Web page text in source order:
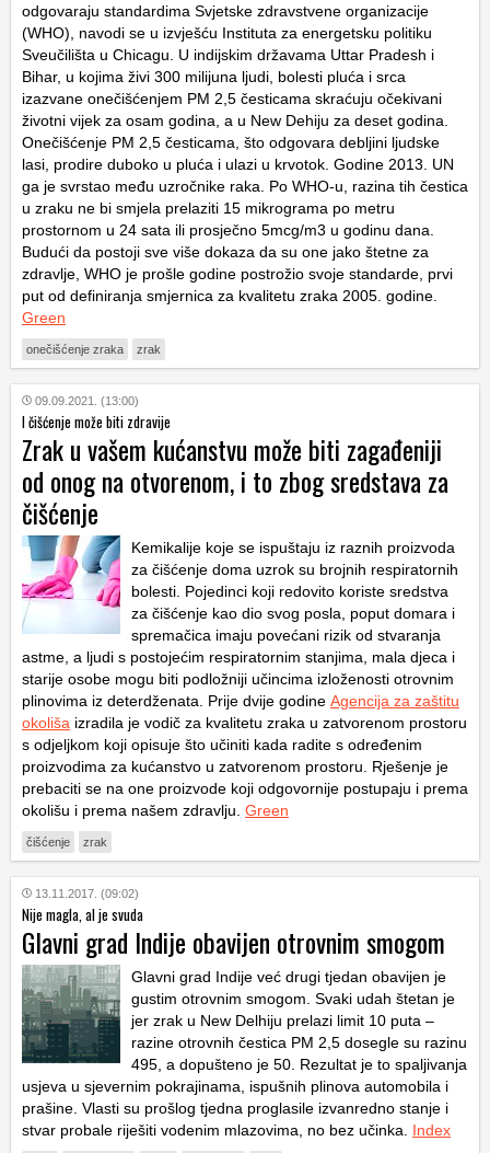
odgovaraju standardima Svjetske zdravstvene organizacije
(WHO), navodi se u izvješću Instituta za energetsku politiku
Sveučilišta u Chicagu. U indijskim državama Uttar Pradesh i
Bihar, u kojima živi 300 milijuna ljudi, bolesti pluća i srca
izazvane onečišćenjem PM 2,5 česticama skraćuju očekivani
životni vijek za osam godina, a u New Dehiju za deset godina.
Onečišćenje PM 2,5 česticama, što odgovara debljini ljudske
lasi, prodire duboko u pluća i ulazi u krvotok. Godine 2013. UN
ga je svrstao među uzročnike raka. Po WHO-u, razina tih čestica
u zraku ne bi smjela prelaziti 15 mikrograma po metru
prostornom u 24 sata ili prosječno 5mcg/m3 u godinu dana.
Budući da postoji sve više dokaza da su one jako štetne za
zdravlje, WHO je prošle godine postrožio svoje standarde, prvi
put od definiranja smjernica za kvalitetu zraka 2005. godine.
Green
onečišćenje zraka zrak
09.09.2021. (13:00)
I čišćenje može biti zdravije
Zrak u vašem kućanstvu može biti zagađeniji
od onog na otvorenom, i to zbog sredstava za
čišćenje
Kemikalije koje se ispuštaju iz raznih proizvoda
za čišćenje doma uzrok su brojnih respiratornih
bolesti. Pojedinci koji redovito koriste sredstva
za čišćenje kao dio svog posla, poput domara i
spremačica imaju povećani rizik od stvaranja
astme, a ljudi s postojećim respiratornim stanjima, mala djeca i
starije osobe mogu biti podložniji učincima izloženosti otrovnim
plinovima iz deterdženata. Prije dvije godine Agencija za zaštitu
okoliša izradila je vodič za kvalitetu zraka u zatvorenom prostoru
s odjeljkom koji opisuje što učiniti kada radite s određenim
proizvodima za kućanstvo u zatvorenom prostoru. Rješenje je
prebaciti se na one proizvode koji odgovornije postupaju i prema
okolišu i prema našem zdravlju. Green
čišćenje zrak
13.11.2017. (09:02)
Nije magla, al je svuda
Glavni grad Indije obavijen otrovnim smogom
Glavni grad Indije već drugi tjedan obavijen je
gustim otrovnim smogom. Svaki udah štetan je
jer zrak u New Delhiju prelazi limit 10 puta –
razine otrovnih čestica PM 2,5 dosegle su razinu
495, a dopušteno je 50. Rezultat je to spaljivanja
usjeva u sjevernim pokrajinama, ispušnih plinova automobila i
prašine. Vlasti su prošlog tjedna proglasile izvanredno stanje i
stvar probale riješiti vodenim mlazovima, no bez učinka. Index